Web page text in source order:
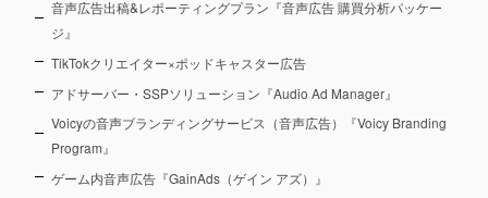
音声広告出稿&レポーティングプラン『音声広告 購買分析パッケー
ジ』
TikTokクリエイター×ポッドキャスター広告
アドサーバー・SSPソリューション『Audio Ad Manager』
Voicyの音声ブランディングサービス（音声広告）『Voicy Branding
Program』
ゲーム内音声広告『GainAds（ゲイン アズ）』